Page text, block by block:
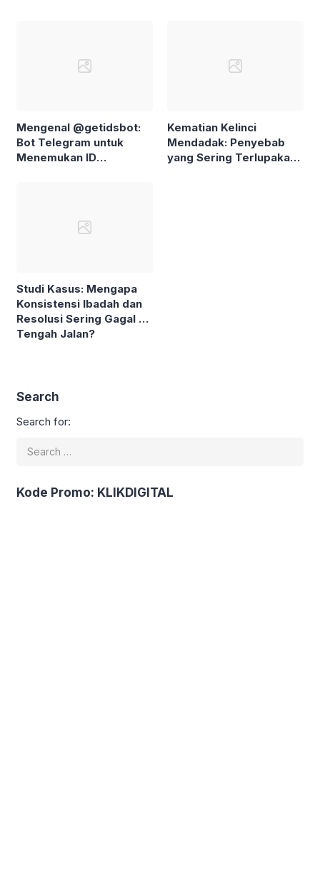
Mengenal @getidsbot:
Bot Telegram untuk
Menemukan ID
Kematian Kelinci
Mendadak: Penyebab
yang Sering Terlupakan
Studi Kasus: Mengapa
Konsistensi Ibadah dan
Resolusi Sering Gagal di
Tengah Jalan?
Search
Search for:
Kode Promo: KLIKDIGITAL